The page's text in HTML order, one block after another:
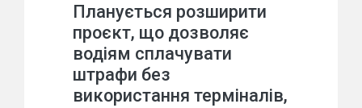
Планується розширити
проєкт, що дозволяє
водіям сплачувати
штрафи без
використання терміналів,